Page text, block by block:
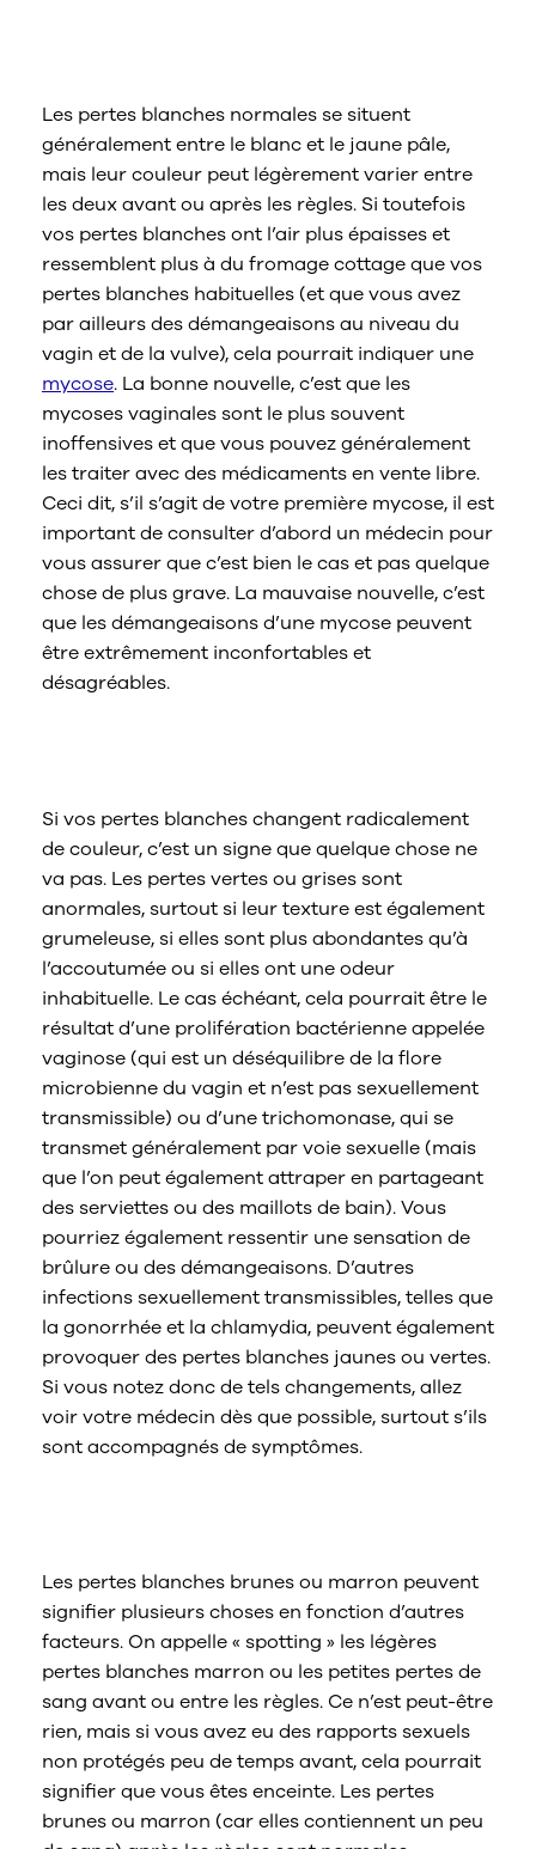
Les pertes blanches normales se situent
généralement entre le blanc et le jaune pâle,
mais leur couleur peut légèrement varier entre
les deux avant ou après les règles. Si toutefois
vos pertes blanches ont l’air plus épaisses et
ressemblent plus à du fromage cottage que vos
pertes blanches habituelles (et que vous avez
par ailleurs des démangeaisons au niveau du
vagin et de la vulve), cela pourrait indiquer une
mycose. La bonne nouvelle, c’est que les
mycoses vaginales sont le plus souvent
inoffensives et que vous pouvez généralement
les traiter avec des médicaments en vente libre.
Ceci dit, s’il s’agit de votre première mycose, il est
important de consulter d’abord un médecin pour
vous assurer que c’est bien le cas et pas quelque
chose de plus grave. La mauvaise nouvelle, c’est
que les démangeaisons d’une mycose peuvent
être extrêmement inconfortables et
désagréables.
Si vos pertes blanches changent radicalement
de couleur, c’est un signe que quelque chose ne
va pas. Les pertes vertes ou grises sont
anormales, surtout si leur texture est également
grumeleuse, si elles sont plus abondantes qu’à
l’accoutumée ou si elles ont une odeur
inhabituelle. Le cas échéant, cela pourrait être le
résultat d’une prolifération bactérienne appelée
vaginose (qui est un déséquilibre de la flore
microbienne du vagin et n’est pas sexuellement
transmissible) ou d’une trichomonase, qui se
transmet généralement par voie sexuelle (mais
que l’on peut également attraper en partageant
des serviettes ou des maillots de bain). Vous
pourriez également ressentir une sensation de
brûlure ou des démangeaisons. D’autres
infections sexuellement transmissibles, telles que
la gonorrhée et la chlamydia, peuvent également
provoquer des pertes blanches jaunes ou vertes.
Si vous notez donc de tels changements, allez
voir votre médecin dès que possible, surtout s’ils
sont accompagnés de symptômes.
Les pertes blanches brunes ou marron peuvent
signifier plusieurs choses en fonction d’autres
facteurs. On appelle « spotting » les légères
pertes blanches marron ou les petites pertes de
sang avant ou entre les règles. Ce n’est peut-être
rien, mais si vous avez eu des rapports sexuels
non protégés peu de temps avant, cela pourrait
signifier que vous êtes enceinte. Les pertes
brunes ou marron (car elles contiennent un peu